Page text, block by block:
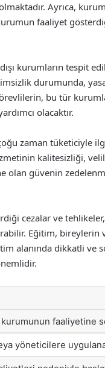
Ayrıca,
faaliyet
kurumların tespit
durumunda,
bu tür
olacaktır.
zaman tüketiciyle
kalitesizliği,
güvenin
cezalar ve
Eğitim,
alanında dikkatli ve
kurumunun faaliyetine
yöneticilere